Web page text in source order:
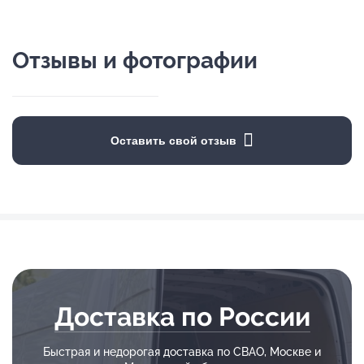
Отзывы и фотографии
Оставить свой отзыв
Доставка по России
Быстрая и недорогая доставка по СВАО, Москве и